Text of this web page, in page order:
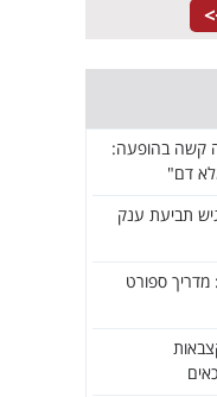
קשה בהופעה:
דם"
תביעת ענק
מדריך ספורט